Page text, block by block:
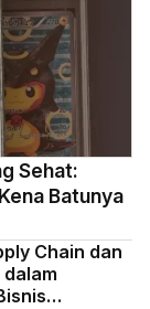
Sehat:
Batunya
Chain dan